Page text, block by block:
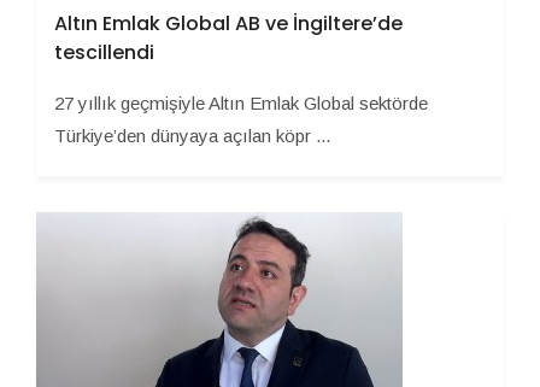
Altın Emlak Global AB ve İngiltere’de
tescillendi
27 yıllık geçmişiyle Altın Emlak Global sektörde
Türkiye’den dünyaya açılan köpr ...